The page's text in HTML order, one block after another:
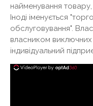
найменування
Іноді іменується
обслуговування".
власником
індивідуальний